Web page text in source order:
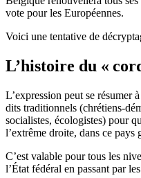
vote pour les Européennes.
Voici une tentative de
L’histoire du «
L’expression peut se résumer
dits traditionnels (chrétiens-
socialistes, écologistes) pour
l’extrême droite, dans ce pays
C’est valable pour tous les
l’État fédéral en passant par